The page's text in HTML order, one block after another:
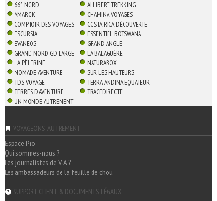
66° NORD
ALLIBERT TREKKING
AMAROK
CHAMINA VOYAGES
COMPTOIR DES VOYAGES
COSTA RICA DÉCOUVERTE
ESCURSIA
ESSENTIEL BOTSWANA
EVANEOS
GRAND ANGLE
GRAND NORD GD LARGE
LA BALAGUÈRE
LA PÈLERINE
NATURABOX
NOMADE AVENTURE
SUR LES HAUTEURS
TDS VOYAGE
TERRA ANDINA EQUATEUR
TERRES D'AVENTURE
TRACEDIRECTE
UN MONDE AUTREMENT
VOYAGEONS-AUTREMENT
Espace Pro
Qui sommes-nous ?
Les journalistes de V-A ?
Les ambassadeurs de la feuille de chou
SUPPORT CLIENT & DOCUMENTS LÉGAUX